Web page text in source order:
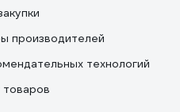
производителей
технологий
товаров